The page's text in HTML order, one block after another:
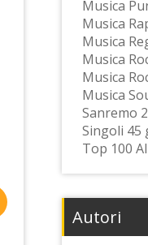
Musica
Musica
Musica
Musica
Musica
Musica
Sanremo
Singoli 45
Top 100
Autori